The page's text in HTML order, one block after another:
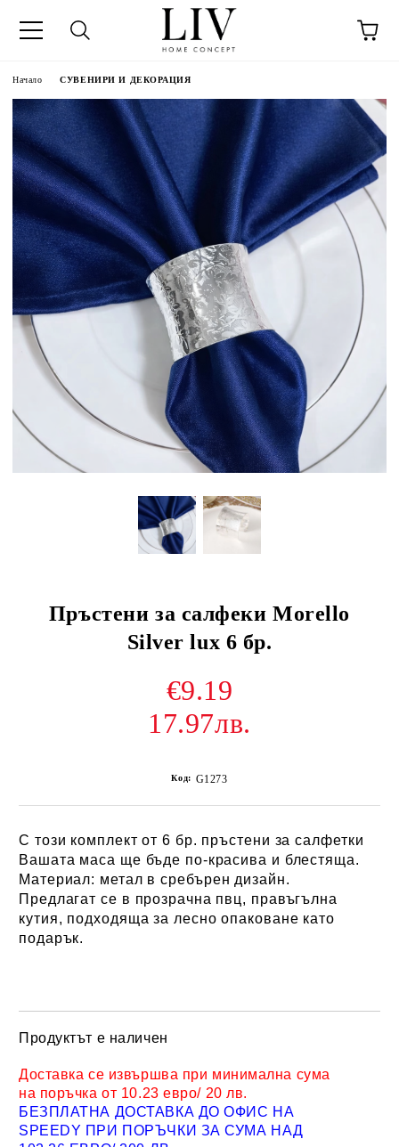
Начало СУВЕНИРИ И ДЕКОРАЦИЯ
Пръстени за салфеки Morello
Silver lux 6 бр.
€9.19
17.97лв.
Код: G1273
С този комплект от 6 бр. пръстени за салфетки
Вашата маса ще бъде по-красива и блестяща.
Материал: метал в сребърен дизайн.
Предлагат се в прозрачна пвц, правъгълна
кутия, подходяща за лесно опаковане като
подарък.
Продуктът е наличен
Доставка се извършва при минимална сума
на поръчка от 10.23 евро/ 20 лв.
БЕЗПЛАТНА ДОСТАВКА ДО ОФИС НА
SPEEDY ПРИ ПОРЪЧКИ ЗА СУМА НАД